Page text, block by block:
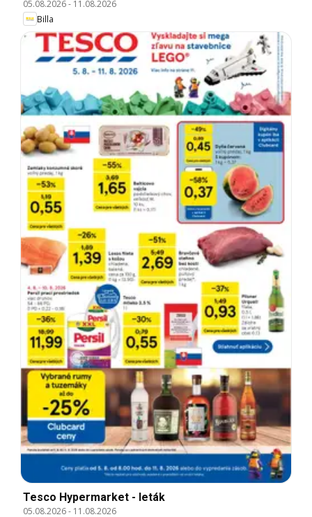
05.08.2026- 11.08.2026
Billa
Tesco Hypermarket - leták
05.08.2026- 11.08.2026